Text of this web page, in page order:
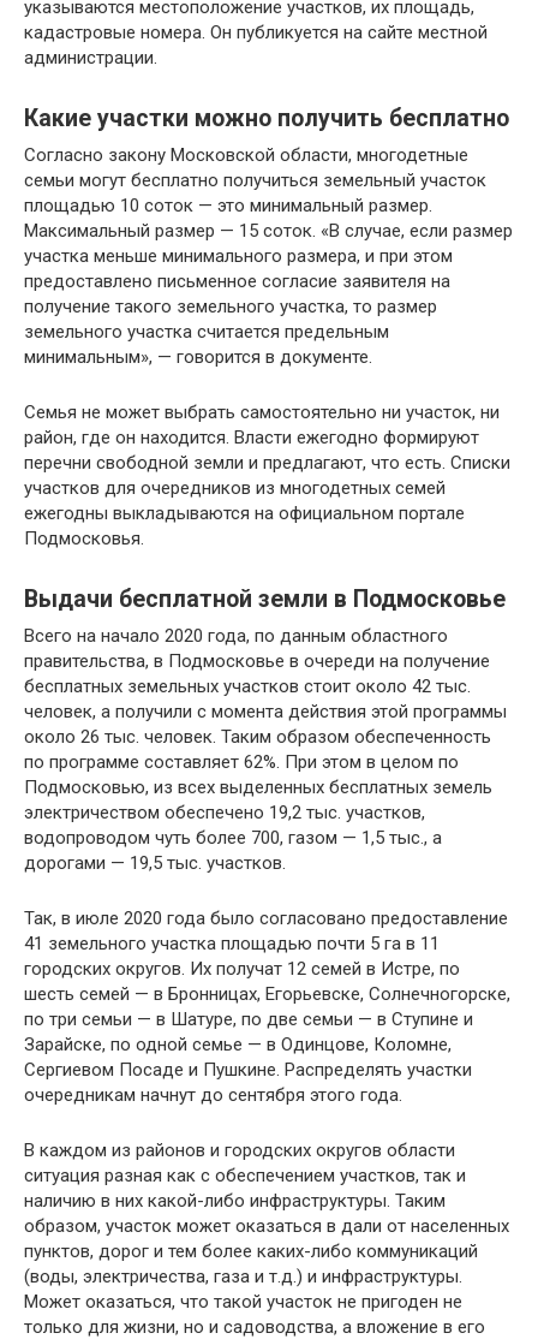
указываются местоположение участков, их площадь,
кадастровые номера. Он публикуется на сайте местной
администрации.
Какие участки можно получить бесплатно
Согласно закону Московской области, многодетные
семьи могут бесплатно получиться земельный участок
площадью 10 соток — это минимальный размер.
Максимальный размер — 15 соток. «В случае, если размер
участка меньше минимального размера, и при этом
предоставлено письменное согласие заявителя на
получение такого земельного участка, то размер
земельного участка считается предельным
минимальным», — говорится в документе.
Семья не может выбрать самостоятельно ни участок, ни
район, где он находится. Власти ежегодно формируют
перечни свободной земли и предлагают, что есть. Списки
участков для очередников из многодетных семей
ежегодны выкладываются на официальном портале
Подмосковья.
Выдачи бесплатной земли в Подмосковье
Всего на начало 2020 года, по данным областного
правительства, в Подмосковье в очереди на получение
бесплатных земельных участков стоит около 42 тыс.
человек, а получили с момента действия этой программы
около 26 тыс. человек. Таким образом обеспеченность
по программе составляет 62%. При этом в целом по
Подмосковью, из всех выделенных бесплатных земель
электричеством обеспечено 19,2 тыс. участков,
водопроводом чуть более 700, газом — 1,5 тыс., а
дорогами — 19,5 тыс. участков.
Так, в июле 2020 года было согласовано предоставление
41 земельного участка площадью почти 5 га в 11
городских округов. Их получат 12 семей в Истре, по
шесть семей — в Бронницах, Егорьевске, Солнечногорске,
по три семьи — в Шатуре, по две семьи — в Ступине и
Зарайске, по одной семье — в Одинцове, Коломне,
Сергиевом Посаде и Пушкине. Распределять участки
очередникам начнут до сентября этого года.
В каждом из районов и городских округов области
ситуация разная как с обеспечением участков, так и
наличию в них какой-либо инфраструктуры. Таким
образом, участок может оказаться в дали от населенных
пунктов, дорог и тем более каких-либо коммуникаций
(воды, электричества, газа и т.д.) и инфраструктуры.
Может оказаться, что такой участок не пригоден не
только для жизни, но и садоводства, а вложение в его